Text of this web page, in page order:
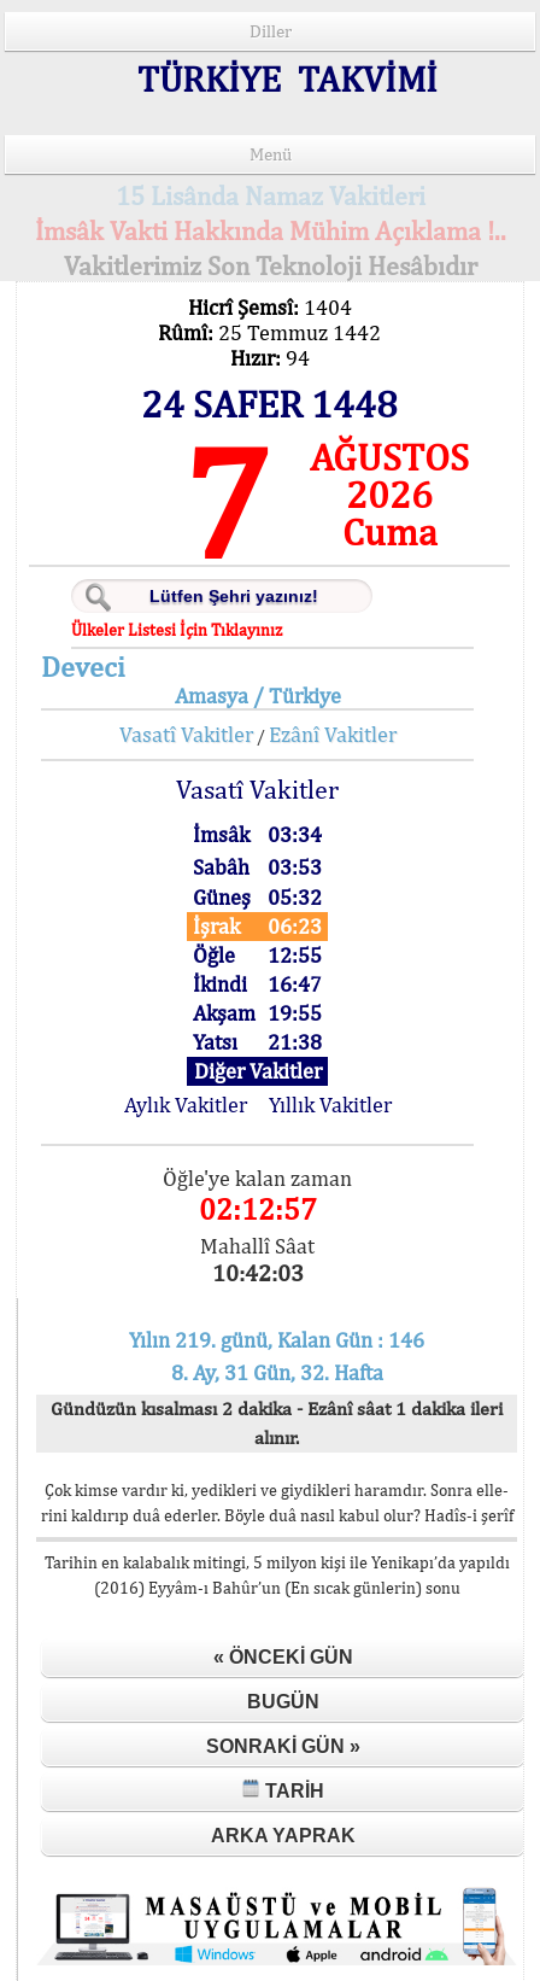
Diller
TÜRKİYE TAKVİMİ
Menü
15 Lisânda Namaz Vakitleri
İmsâk Vakti Hakkında Mühim Açıklama !..
Vakitlerimiz Son Teknoloji Hesâbıdır
Hicrî Şemsî: 1404
Rûmî: 25 Temmuz 1442
Hızır: 94
24 SAFER 1448
7
AĞUSTOS
2026
Cuma
Ülkeler Listesi İçin Tıklayınız
Deveci
Amasya / Türkiye
Vasatî Vakitler/ Ezânî Vakitler
Vasatî Vakitler
İmsâk
03:34
Sabâh
03:53
Güneş
05:32
İşrak
06:23
Öğle
12:55
İkindi
16:47
Akşam 19:55
Yatsı
21:38
Diğer Vakitler
Aylık Vakitler
Yıllık Vakitler
Öğle'ye kalan zaman
02:12:57
Mahallî Sâat
10:42:03
Yılın 219. günü, Kalan Gün : 146
8. Ay, 31 Gün, 32. Hafta
Gündüzün kısalması 2 dakika - Ezânî sâat 1 dakika ileri
alınır.
Çok kimse vardır ki, yedikleri ve giydikleri haramdır. Sonra elle-
rini kaldırıp duâ ederler. Böyle duâ nasıl kabul olur? Hadîs-i şerîf
Tarihin en kalabalık mitingi, 5 milyon kişi ile Yenikapı’da yapıldı
(2016) Eyyâm-ı Bahûr’un (En sıcak günlerin) sonu
« ÖNCEKI GÜN
BUGÜN
SONRAKI GÜN »
TARIH
ARKA YAPRAK